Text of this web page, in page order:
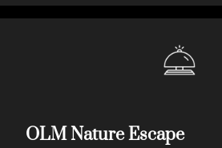
OLM Nature Escape